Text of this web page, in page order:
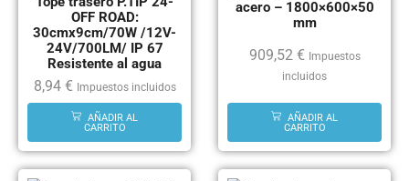
OFF ROAD:
30cmx9cm/70W /12V-
24V/700LM/ IP 67
Resistente al agua
8,94 € Impuestos incluidos
AÑADIR AL
CARRITO
acero – 1800×600×50
mm
909,52 €
Impuestos
incluidos
AÑADIR AL
CARRITO